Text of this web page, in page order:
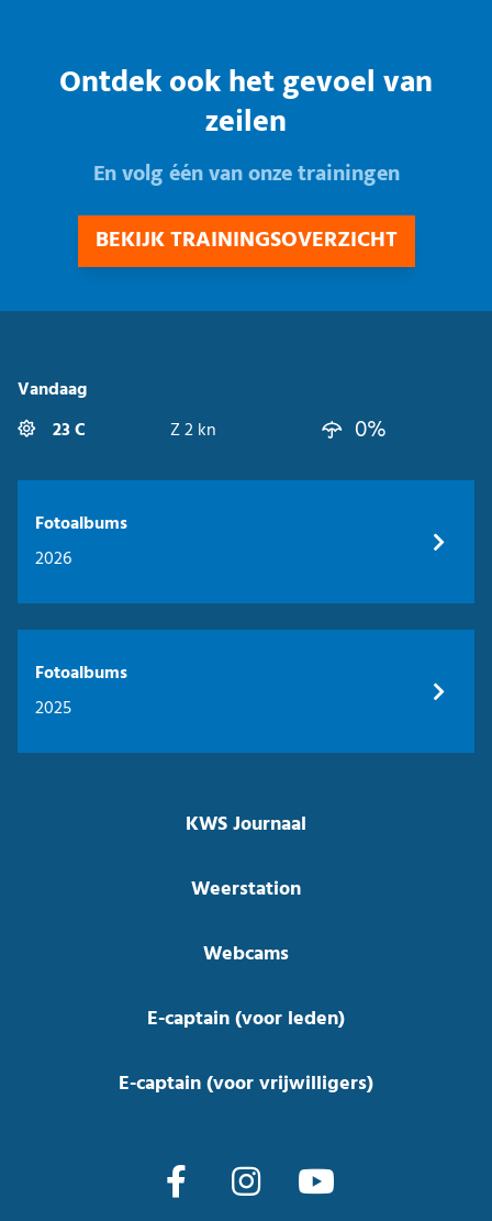
Ontdek ook het gevoel van
zeilen
En volg één van onze trainingen
BEKIJK TRAININGSOVERZICHT
Vandaag
23 C
Z 2 kn 0%
Fotoalbums
2026
Fotoalbums
2025
KWS Journaal
Weerstation
Webcams
E-captain (voor leden)
E-captain (voor vrijwilligers)